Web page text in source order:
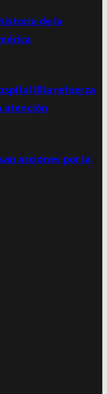
de la
Illia refuerza
atención
acciones por la